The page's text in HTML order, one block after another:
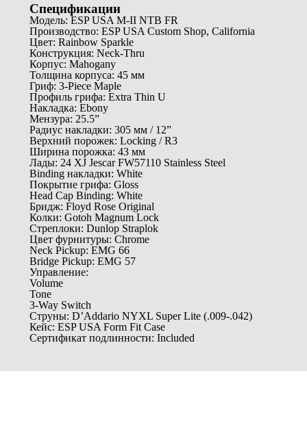
Спецификации
Модель: ESP USA M-II NTB FR
Производство: ESP USA Custom Shop, California
Цвет: Rainbow Sparkle
Конструкция: Neck-Thru
Корпус: Mahogany
Толщина корпуса: 45 мм
Гриф: 3-Piece Maple
Профиль грифа: Extra Thin U
Накладка: Ebony
Мензура: 25.5”
Радиус накладки: 305 мм / 12”
Верхний порожек: Locking / R3
Ширина порожка: 43 мм
Лады: 24 XJ Jescar FW57110 Stainless Steel
Binding накладки: White
Покрытие грифа: Gloss
Head Cap Binding: White
Бридж: Floyd Rose Original
Колки: Gotoh Magnum Lock
Стреплоки: Dunlop Straplok
Цвет фурнитуры: Chrome
Neck Pickup: EMG 66
Bridge Pickup: EMG 57
Управление:
Volume
Tone
3-Way Switch
Струны: D’Addario NYXL Super Lite (.009-.042)
Кейс: ESP USA Form Fit Case
Сертификат подлинности: Included